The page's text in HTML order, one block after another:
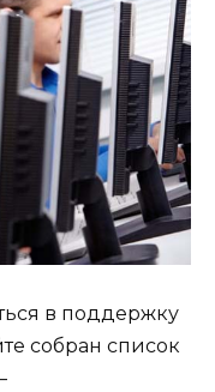
в поддержку
собран список